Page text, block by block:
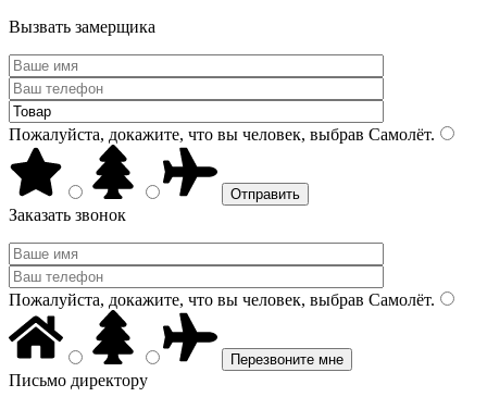
Вызвать замерщика
Пожалуйста, докажите, что вы человек, выбрав Самолёт.
Заказать звонок
Пожалуйста, докажите, что вы человек, выбрав Самолёт.
Письмо директору